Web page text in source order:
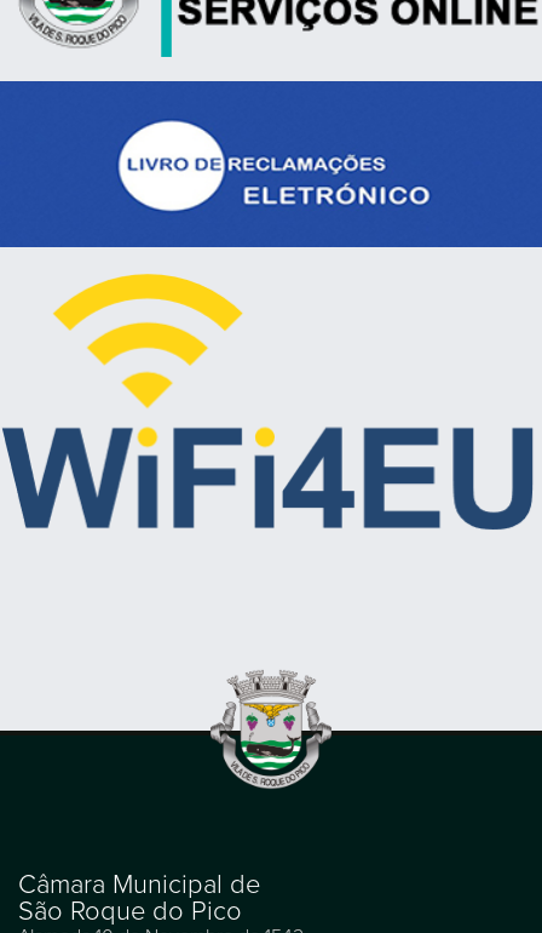
Câmara Municipal de
São Roque do Pico